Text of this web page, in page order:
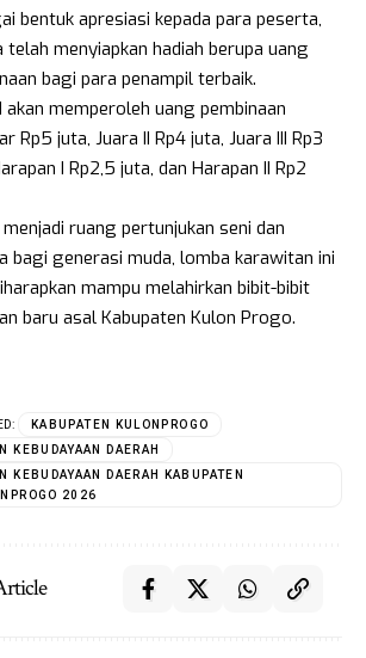
bentuk apresiasi kepada para peserta,
telah menyiapkan hadiah berupa uang
bagi para penampil terbaik.
akan memperoleh uang pembinaan
Rp5 juta, Juara II Rp4 juta, Juara III Rp3
I Rp2,5 juta, dan Harapan II Rp2
ruang pertunjukan seni dan
bagi generasi muda, lomba karawitan ini
mampu melahirkan bibit-bibit
baru asal Kabupaten Kulon Progo.
KABUPATEN KULONPROGO
KEBUDAYAAN DAERAH
KEBUDAYAAN DAERAH KABUPATEN
2026